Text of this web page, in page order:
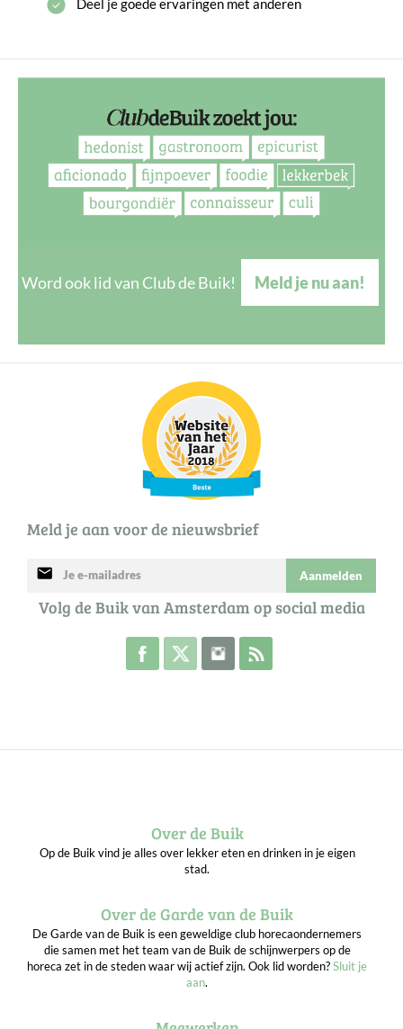
Deel je goede ervaringen met anderen
Word ook lid van Club de Buik! Meld je nu aan!
Meld je aan voor de nieuwsbrief
mail Aanmelden
Volg de Buik van Amsterdam op social media
Volg de Buik op Facebook
Volg de Buik op Twitter
Volg de Buik op Instagram
Over de Buik
Op de Buik vind je alles over lekker eten en drinken in je eigen
stad.
Over de Garde van de Buik
De Garde van de Buik is een geweldige club horecaondernemers
die samen met het team van de Buik de schijnwerpers op de
horeca zet in de steden waar wij actief zijn. Ook lid worden?Sluit je
aan.